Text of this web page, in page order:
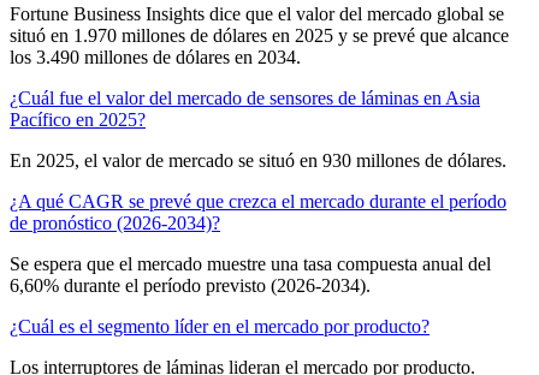
Fortune Business Insights dice que el valor del mercado global se
situó en 1.970 millones de dólares en 2025 y se prevé que alcance
los 3.490 millones de dólares en 2034.
¿Cuál fue el valor del mercado de sensores de láminas en Asia
Pacífico en 2025?
En 2025, el valor de mercado se situó en 930 millones de dólares.
¿A qué CAGR se prevé que crezca el mercado durante el período
de pronóstico (2026-2034)?
Se espera que el mercado muestre una tasa compuesta anual del
6,60% durante el período previsto (2026-2034).
¿Cuál es el segmento líder en el mercado por producto?
Los interruptores de láminas lideran el mercado por producto.